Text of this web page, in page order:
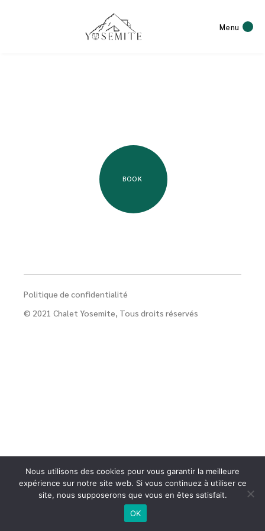
Menu
BOOK
Politique de confidentialité
© 2021 Chalet Yosemite, Tous droits réservés
Nous utilisons des cookies pour vous garantir la meilleure
expérience sur notre site web. Si vous continuez à utiliser ce
site, nous supposerons que vous en êtes satisfait.
OK